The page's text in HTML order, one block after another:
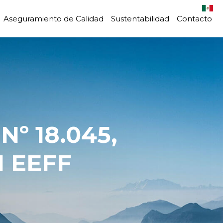
Aseguramiento de Calidad Sustentabilidad Contacto
EEFF